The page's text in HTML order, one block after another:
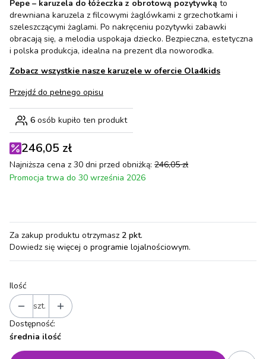
Pepe – karuzela do łóżeczka z obrotową pozytywką to
drewniana karuzela z filcowymi żaglówkami z grzechotkami i
szeleszczącymi żaglami. Po nakręceniu pozytywki zabawki
obracają się, a melodia uspokaja dziecko. Bezpieczna, estetyczna
i polska produkcja, idealna na prezent dla noworodka.
Zobacz wszystkie nasze karuzele w ofercie Ola4kids
Przejdź do pełnego opisu
6 osób kupiło ten produkt
246,05 zł
Najniższa cena z 30 dni przed obniżką: 246,05 zł
Promocja trwa do 30 września 2026
Za zakup produktu otrzymasz 2 pkt.
Dowiedz się więcej o programie lojalnościowym.
Ilość
szt.
Dostępność:
średnia ilość